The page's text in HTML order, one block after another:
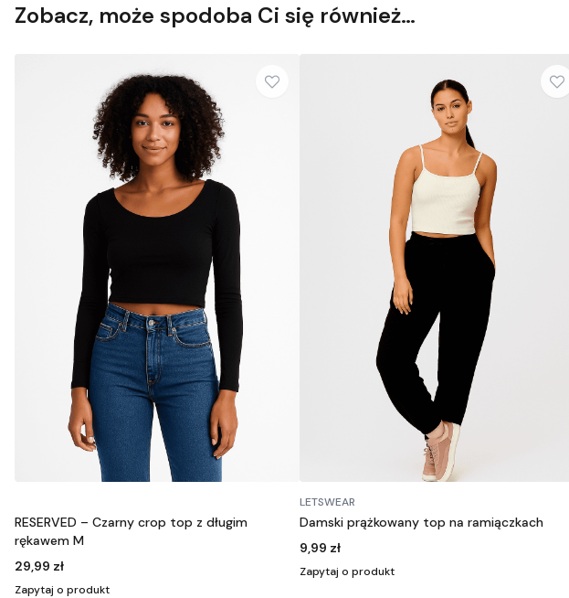
Zobacz, może spodoba Ci się również…
Damski prążkowany top na ramiączkach
9,99 zł
Zapytaj o produkt
HOUSE – Zielony bawełniany top XS
19,99 zł
Zapytaj o produkt